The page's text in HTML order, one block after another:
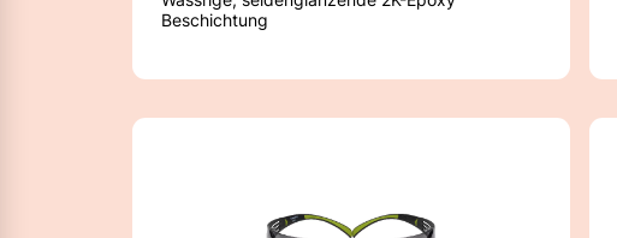
Beschichtung